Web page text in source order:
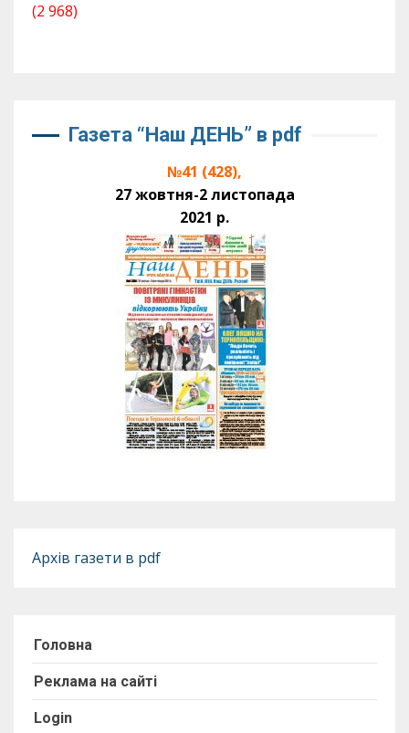
(2 968)
Газета “Наш ДЕНЬ” в pdf
№41 (428),
27 жовтня-2 листопада
2021 р.
Архів газети в pdf
Головна
Реклама на сайті
Login